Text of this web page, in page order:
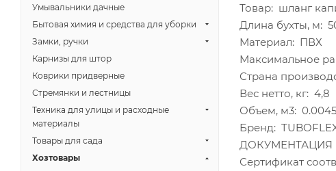
Товар: шланг
Длина бухты, м:
Материал: ПВХ
Максимальное
Страна
Вес нетто, кг: 4,8
Объем, м3:
Бренд:
ДОКУМЕНТАЦИЯ
Сертификат
Умывальники дачные
Бытовая химия и средства для уборки
Замки, ручки
Карнизы для штор
Коврики придверные
Стремянки и лестницы
Техника для улицы и расходные
материалы
Товары для сада
Хозтовары